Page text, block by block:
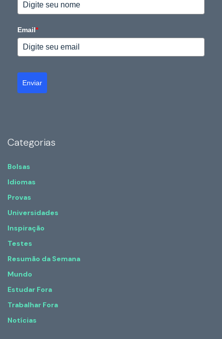
Email*
Enviar
Categorias
Bolsas
Idiomas
Provas
Universidades
Inspiração
Testes
Resumão da Semana
Mundo
Estudar Fora
Trabalhar Fora
Notícias